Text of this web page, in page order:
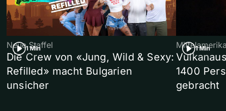
1 Min
Neue Staffel
Die Crew von «Jung, Wild & Sexy:
Refilled» macht Bulgarien
unsicher
1 Min
1400
gebracht